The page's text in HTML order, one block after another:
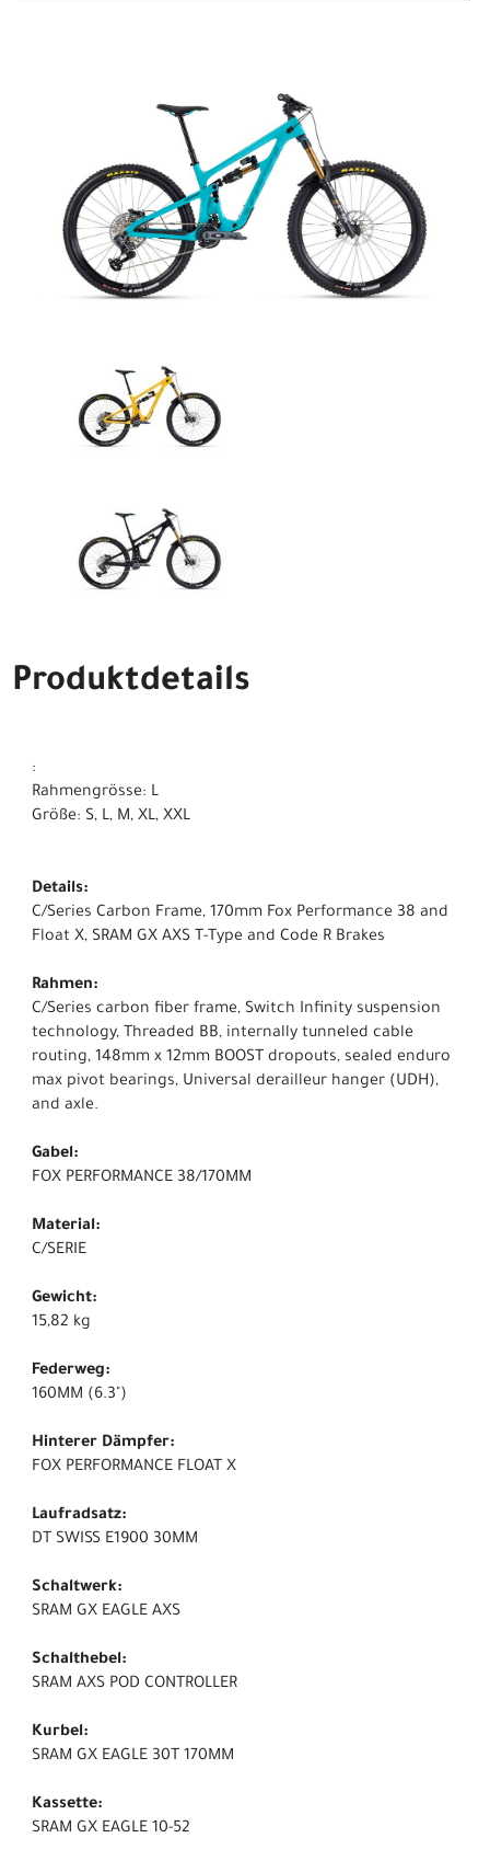
Produktdetails
:
Rahmengrösse: L
Größe: S, L, M, XL, XXL
Details:
C/Series Carbon Frame, 170mm Fox Performance 38 and
Float X, SRAM GX AXS T-Type and Code R Brakes
Rahmen:
C/Series carbon fiber frame, Switch Infinity suspension
technology, Threaded BB, internally tunneled cable
routing, 148mm x 12mm BOOST dropouts, sealed enduro
max pivot bearings, Universal derailleur hanger (UDH),
and axle.
Gabel:
FOX PERFORMANCE 38/170MM
Material:
C/SERIE
Gewicht:
15,82 kg
Federweg:
160MM (6.3")
Hinterer Dämpfer:
FOX PERFORMANCE FLOAT X
Laufradsatz:
DT SWISS E1900 30MM
Schaltwerk:
SRAM GX EAGLE AXS
Schalthebel:
SRAM AXS POD CONTROLLER
Kurbel:
SRAM GX EAGLE 30T 170MM
Kassette:
SRAM GX EAGLE 10-52